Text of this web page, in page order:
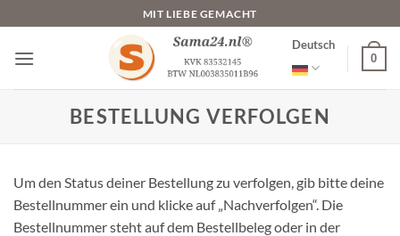
Inhalt
springen
MIT LIEBE GEMACHT
Deutsch
0
BESTELLUNG VERFOLGEN
Um den Status deiner Bestellung zu verfolgen, gib bitte deine
Bestellnummer ein und klicke auf „Nachverfolgen“. Die
Bestellnummer steht auf dem Bestellbeleg oder in der